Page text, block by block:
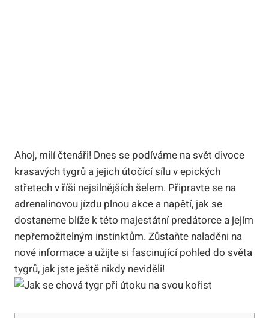
Ahoj, milí čtenáři! Dnes se podíváme na svět divoce
krasavých tygrů a jejich útočící sílu v epických
střetech v říši nejsilnějších šelem. Připravte se na
adrenalinovou jízdu plnou akce a napětí, jak se
dostaneme blíže k této majestátní predátorce a jejím
nepřemožitelným instinktům. Zůstaňte naladěni na
nové informace a užijte si fascinující pohled do světa
tygrů, jak jste ještě nikdy neviděli!